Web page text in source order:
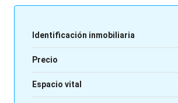
Identificación inmobiliaria
Precio
Espacio vital